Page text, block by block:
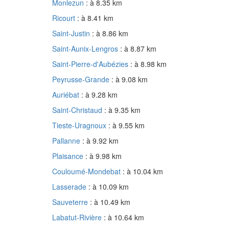
Monlezun : à 8.35 km
Ricourt : à 8.41 km
Saint-Justin : à 8.86 km
Saint-Aunix-Lengros : à 8.87 km
Saint-Pierre-d'Aubézies : à 8.98 km
Peyrusse-Grande : à 9.08 km
Auriébat : à 9.28 km
Saint-Christaud : à 9.35 km
Tieste-Uragnoux : à 9.55 km
Pallanne : à 9.92 km
Plaisance : à 9.98 km
Couloumé-Mondebat : à 10.04 km
Lasserade : à 10.09 km
Sauveterre : à 10.49 km
Labatut-Rivière : à 10.64 km